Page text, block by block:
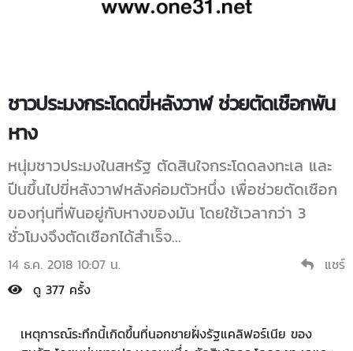
ชาวประมงกระโดดขี่หลังวาฬ ช่วยตัดเชือกพัน
หาง
หนุ่มชาวประมงในสหรัฐ ตัดสินใจกระโดดลงทะเล และ
ปีนขึ้นไปขี่หลังวาฬหลังค่อมตัวหนึ่ง เพื่อช่วยตัดเชือก
ของทุ่นที่พันอยู่กับหางของมัน โดยใช้เวลากว่า 3
ชั่วโมงจึงตัดเชือกได้สำเร็จ...
14 ธ.ค. 2018 10:07 น.
แชร์
ดู 377 ครั้ง
เหตุการณ์ระทึกนี้เกิดขึ้นที่นอกชายฝั่งรัฐแคลิฟอร์เนีย ของ